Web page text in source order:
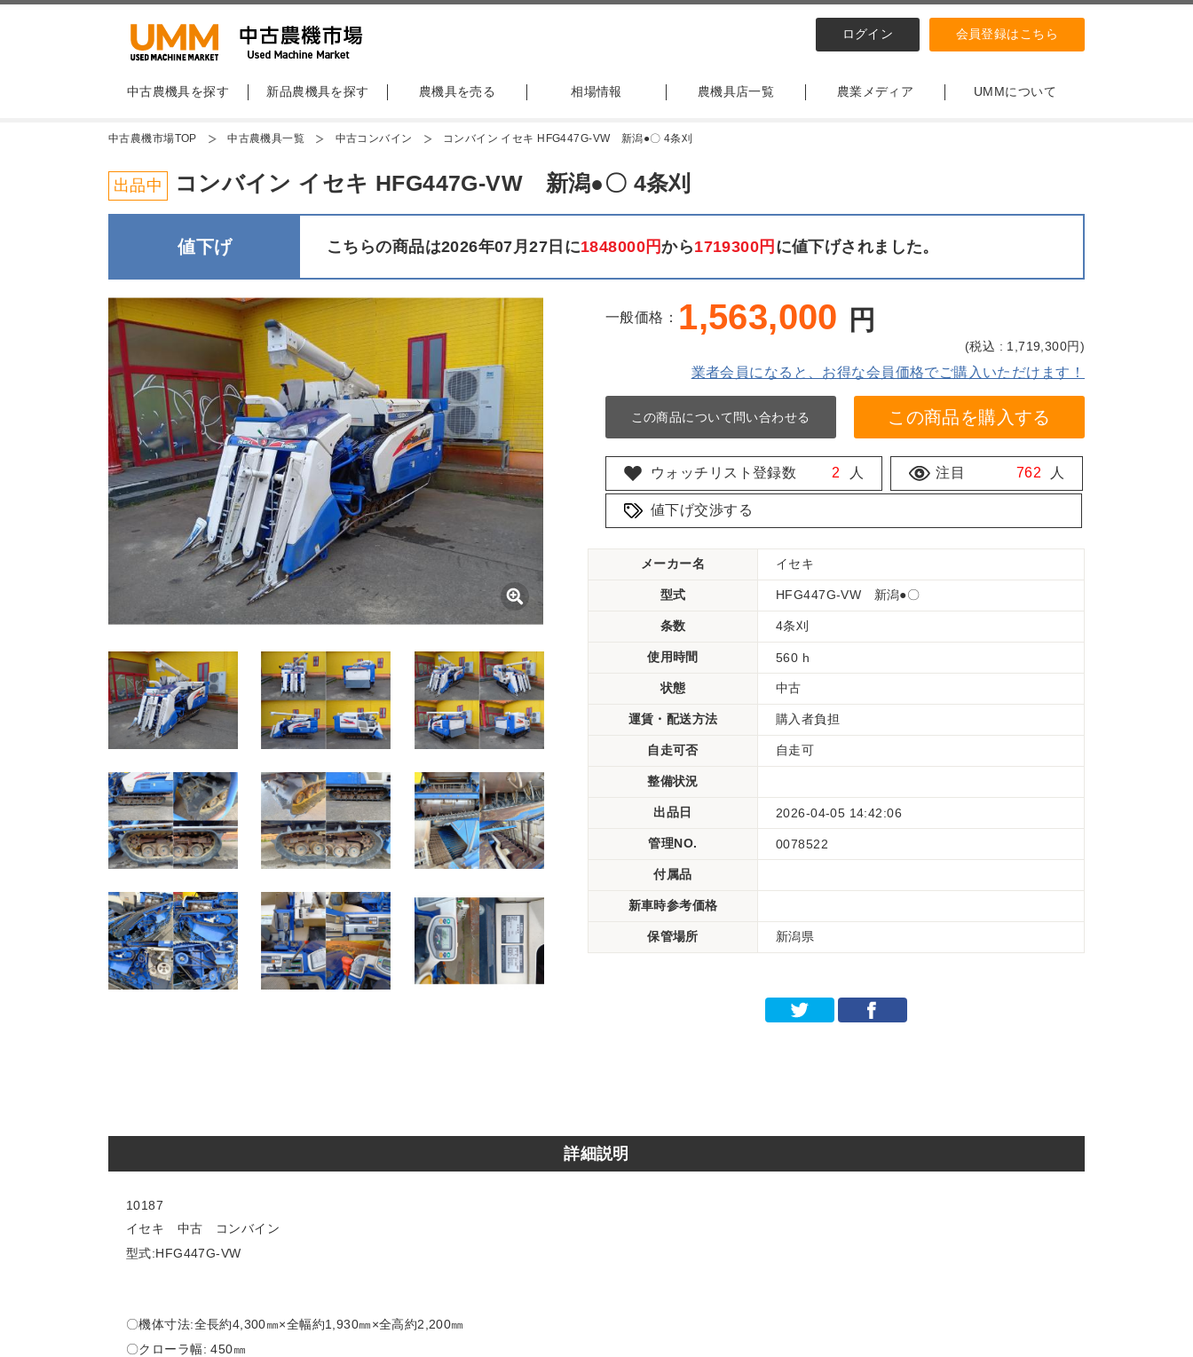
ログイン 会員登録はこちら
中古農機具を探す 新品農機具を探す 農機具を売る 相場情報 農機具店一覧 農業メディア UMMについて
中古農機市場TOP 中古農機具一覧 中古コンバイン コンバイン イセキ HFG447G-VW 新潟●〇 4条刈
出品中 コンバイン イセキ HFG447G-VW 新潟●〇 4条刈
値下げ こちらの商品は2026年07月27日に1848000円から1719300円 に値下げされました。
一般価格： 1,563,000 円
(税込 : 1,719,300円)
業者会員になると、お得な会員価格でご購入いただけます！
この商品について問い合わせる この商品を購入する
ウォッチリスト登録数 2 人 注目 762 人
値下げ交渉する
メーカー名 イセキ
型式 HFG447G-VW 新潟●〇
条数 4条刈
使用時間 560 h
状態 中古
運賃・配送方法 購入者負担
自走可否 自走可
整備状況
出品日 2026-04-05 14:42:06
管理NO. 0078522
付属品
新車時参考価格
保管場所 新潟県
詳細説明
10187
イセキ 中古 コンバイン
型式:HFG447G-VW
〇機体寸法:全長約4,300㎜×全幅約1,930㎜×全高約2,200㎜
〇クローラ幅: 450㎜